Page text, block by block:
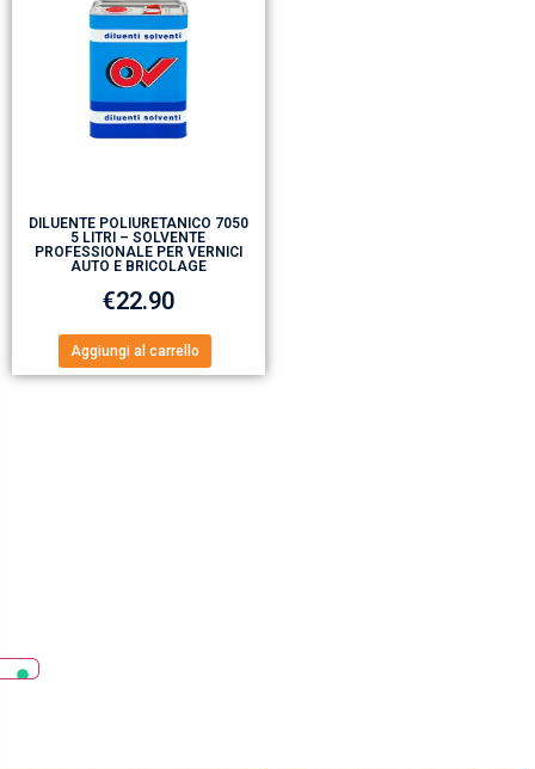
DILUENTE POLIURETANICO 7050
5 LITRI – SOLVENTE
PROFESSIONALE PER VERNICI
AUTO E BRICOLAGE
€22.90
Aggiungi al carrello